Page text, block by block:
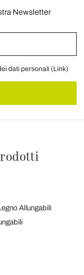
Newsletter
dati personali (Link)
Allungabili